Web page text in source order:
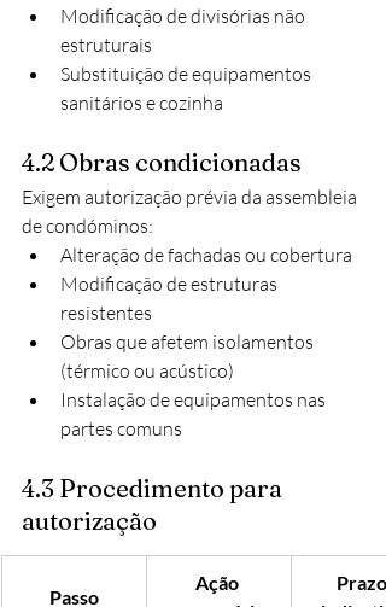
Modificação de divisórias não
estruturais
Substituição de equipamentos
sanitários e cozinha
4.2 Obras condicionadas
Exigem autorização prévia da assembleia
de condóminos:
Alteração de fachadas ou cobertura
Modificação de estruturas
resistentes
Obras que afetem isolamentos
(térmico ou acústico)
Instalação de equipamentos nas
partes comuns
4.3 Procedimento para
autorização
Passo
Ação
Prazo